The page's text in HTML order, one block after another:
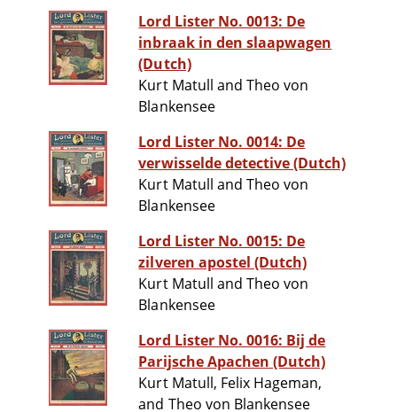
Lord Lister No. 0013: De
inbraak in den slaapwagen
(Dutch)
Kurt Matull and Theo von
Blankensee
Lord Lister No. 0014: De
verwisselde detective (Dutch)
Kurt Matull and Theo von
Blankensee
Lord Lister No. 0015: De
zilveren apostel (Dutch)
Kurt Matull and Theo von
Blankensee
Lord Lister No. 0016: Bij de
Parijsche Apachen (Dutch)
Kurt Matull, Felix Hageman,
and Theo von Blankensee